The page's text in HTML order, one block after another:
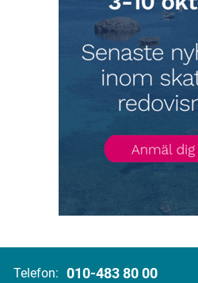
Telefon: 010-483 80 00